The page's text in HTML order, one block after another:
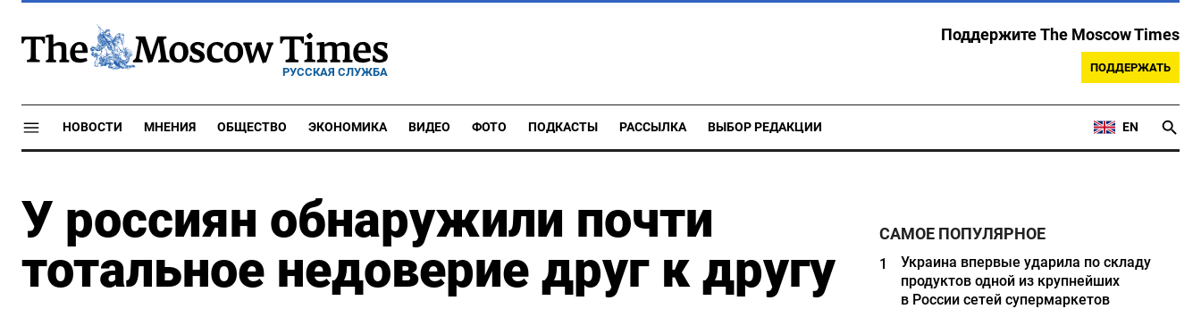
РУССКАЯ СЛУЖБА
Поддержите The Moscow Times
ПОДДЕРЖАТЬ
НОВОСТИ МНЕНИЯ ОБЩЕСТВО ЭКОНОМИКА ВИДЕО ФОТО ПОДКАСТЫ РАССЫЛКА ВЫБОР РЕДАКЦИИ EN
У россиян обнаружили почти
тотальное недоверие друг к другу
САМОЕ ПОПУЛЯРНОЕ
1
Украина впервые ударила по складу
продуктов одной из крупнейших
в России сетей супермаркетов